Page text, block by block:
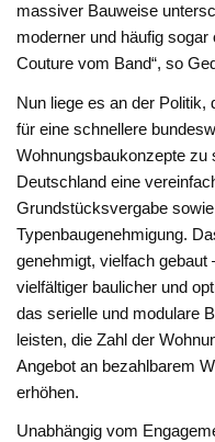
massiver Bauweise
moderner und häufig
Couture vom Band“, so
Nun liege es an der Politik,
für eine schnellere
Wohnungsbaukonzepte zu
Deutschland eine
Grundstücksvergabe
Typenbaugenehmigung.
genehmigt, vielfach gebaut
vielfältiger baulicher und
das serielle und modulare
leisten, die Zahl der
Angebot an bezahlbarem
erhöhen.
Unabhängig vom